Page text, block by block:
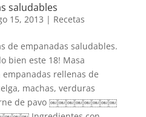
saludables
15, 2013 | Recetas
de empanadas saludables.
bien este 18! Masa
rellenas de
machas, verduras
de pavo ￼￼￼￼￼￼￼￼